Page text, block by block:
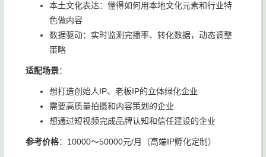
本土文化表达：懂得如何用本地文化元素和行业特
色做内容
数据驱动：实时监测完播率、转化数据，动态调整
策略
适配场景：
想打造创始人IP、老板IP的立体绿化企业
需要高质量拍摄和内容策划的企业
想通过短视频完成品牌认知和信任建设的企业
参考价格：10000～50000元/月（高端IP孵化定制）